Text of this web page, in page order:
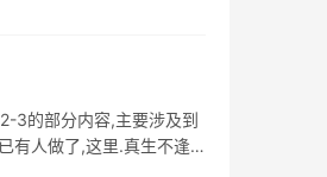
3的部分内容,主要涉及到
有人做了,这里.真生不逢